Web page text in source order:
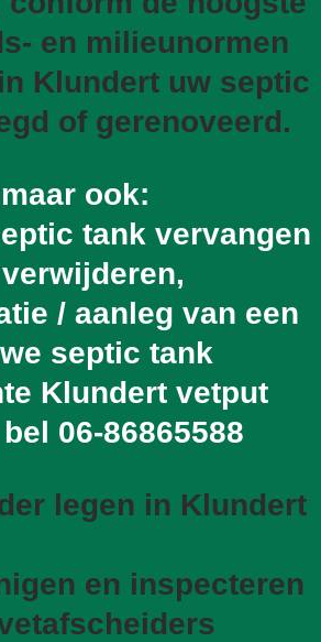
en milieunormen
Klundert uw septic
of gerenoveerd.
maar ook:
tank vervangen
/ aanleg van een
septic tank
Klundert vetput
06-86865588
legen in Klundert
en inspecteren